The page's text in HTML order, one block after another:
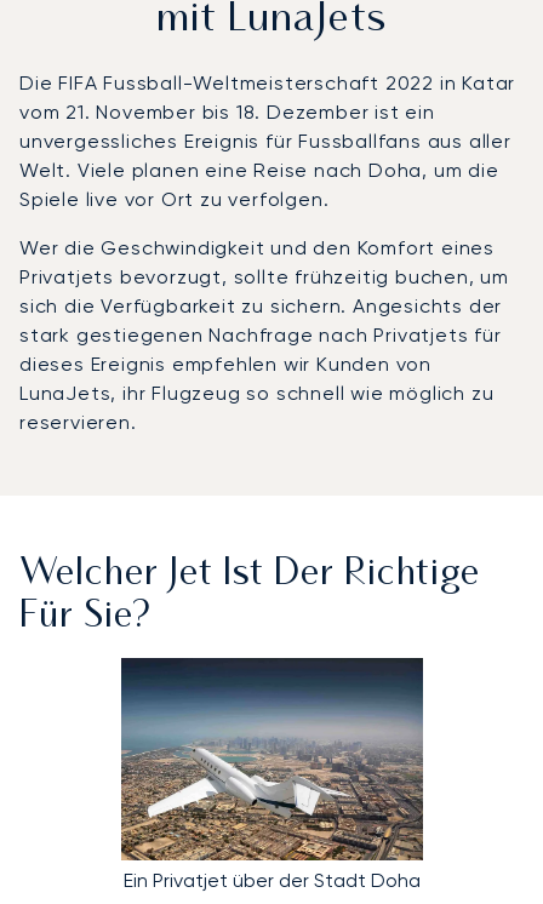
mit LunaJets
Die FIFA Fussball-Weltmeisterschaft 2022 in Katar
vom 21. November bis 18. Dezember ist ein
unvergessliches Ereignis für Fussballfans aus aller
Welt. Viele planen eine Reise nach Doha, um die
Spiele live vor Ort zu verfolgen.
Wer die Geschwindigkeit und den Komfort eines
Privatjets bevorzugt, sollte frühzeitig buchen, um
sich die Verfügbarkeit zu sichern. Angesichts der
stark gestiegenen Nachfrage nach Privatjets für
dieses Ereignis empfehlen wir Kunden von
LunaJets, ihr Flugzeug so schnell wie möglich zu
reservieren.
Welcher Jet Ist Der Richtige
Für Sie?
Ein Privatjet über der Stadt Doha